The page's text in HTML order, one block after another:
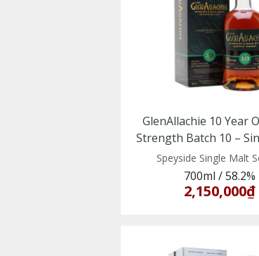
GlenAllachie 10 Year
Strength Batch 10 –
Whisky vùng
Speyside Single Malt
700ml /58.2%
2,150,000₫